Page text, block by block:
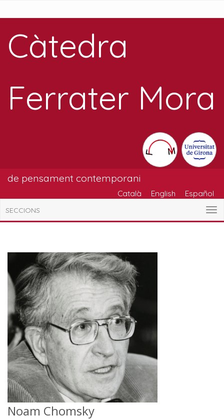
Càtedra
Ferrater Mora
de pensament contemporani
Català English Español
SECCIONS
Noam Chomsky